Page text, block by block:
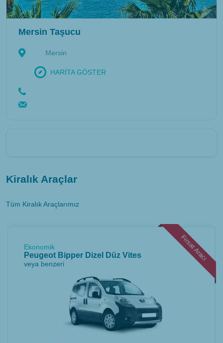
Kiralık Araçlar
Tüm Kiralık Araçlarımız
Fırsat Aracı
Ekonomik
Peugeot Bipper Dizel Düz Vites
veya benzeri
Mersin Taşucu
Mersin
HARİTA GÖSTER